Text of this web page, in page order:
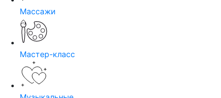
Массажи
Мастер-класс